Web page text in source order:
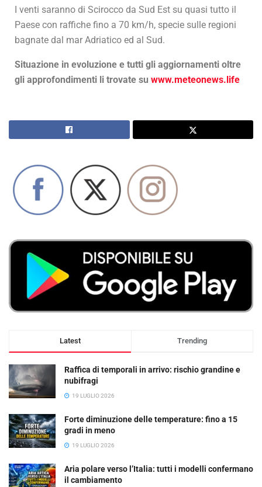
I venti saranno di Scirocco da Sud Est su quasi tutto il
Paese con raffiche fino a 70 km/h, specie sulle regioni
bagnate dal mar Adriatico ed al Sud.
Situazione in evoluzione e tutti gli aggiornamenti oltre
gli approfondimenti li trovate su www.meteonews.life
Latest Trending
Raffica di temporali in arrivo: rischio grandine e
nubifragi
19 LUGLIO 2026
Forte diminuzione delle temperature: fino a 15
gradi in meno
19 LUGLIO 2026
Aria polare verso l’Italia: tutti i modelli confermano
il cambiamento